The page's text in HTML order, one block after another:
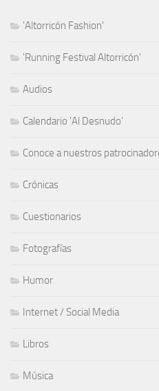
'Altorricón Fashion'
'Running Festival Altorricón'
Audios
Calendario 'Al Desnudo'
Conoce a nuestros
Crónicas
Cuestionarios
Fotografías
Humor
Internet / Social Media
Libros
Música